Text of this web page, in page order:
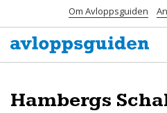
Om Avloppsguiden
Hambergs